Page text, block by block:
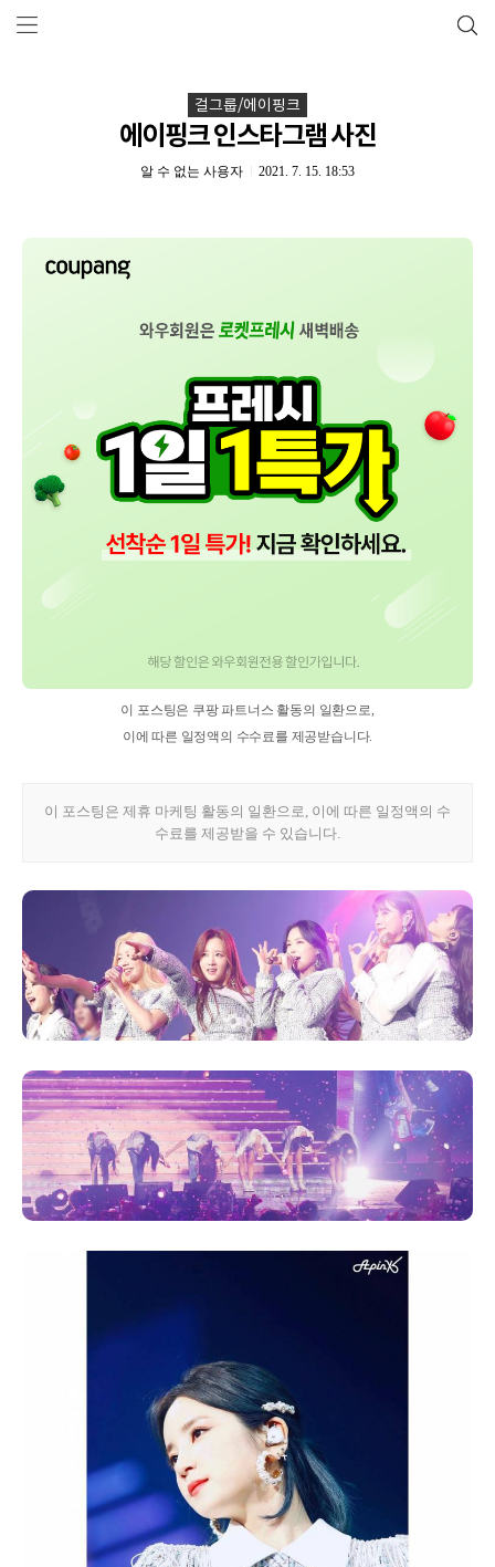
걸그룹/에이핑크
에이핑크 인스타그램 사진
알 수 없는 사용자 2021. 7. 15. 18:53